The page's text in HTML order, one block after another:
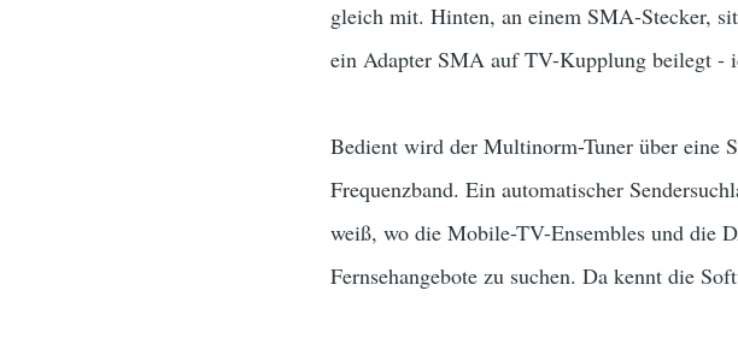
gleich mit. Hinten, an einem SMA-Stecker,
ein Adapter SMA auf TV-Kupplung beilegt -
Bedient wird der Multinorm-Tuner über eine
Frequenzband. Ein automatischer
weiß, wo die Mobile-TV-Ensembles und die
Fernsehangebote zu suchen. Da kennt die